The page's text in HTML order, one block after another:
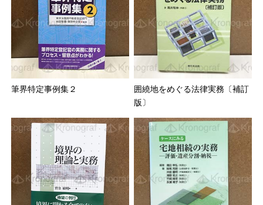
筆界特定事例集２
囲繞地をめぐる法律実務〔補訂
版〕